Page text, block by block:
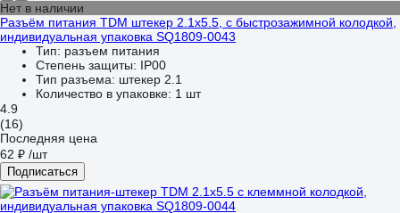
Нет в наличии
Разъём питания TDM штекер 2.1х5.5, с быстрозажимной колодкой,
индивидуальная упаковка SQ1809-0043
Тип: разъем питания
Степень защиты: IP00
Тип разъема: штекер 2.1
Количество в упаковке: 1 шт
4.9
(16)
Последняя цена
62 ₽ /шт
Подписаться